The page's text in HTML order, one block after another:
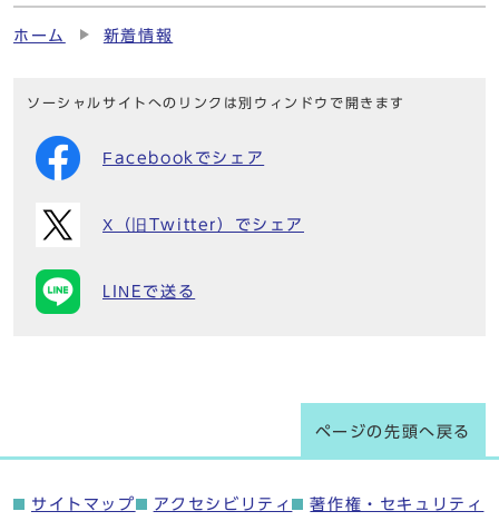
ホーム 新着情報
ソーシャルサイトへのリンクは別ウィンドウで開きます
Facebookでシェア
X（旧Twitter）でシェア
LINEで送る
ページの先頭へ戻る
サイトマップ アクセシビリティ
著作権・セキュリティ